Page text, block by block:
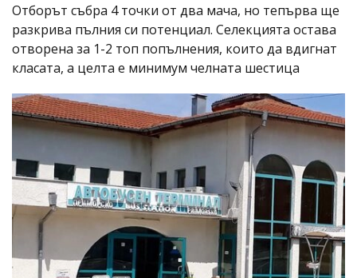
Отборът събра 4 точки от два мача, но тепърва ще
разкрива пълния си потенциал. Селекцията остава
отворена за 1-2 топ попълнения, които да вдигнат
класата, а целта е минимум челната шестица